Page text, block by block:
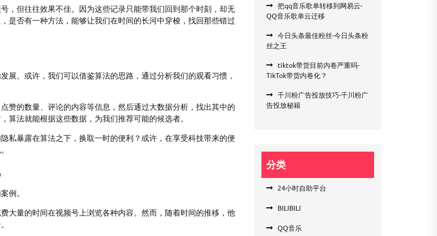
，但往往效果不佳。因为这些记录只能带我们回到那个时刻，却无
是否有一种方法，能够让我们在时间的长河中穿梭，找回那些错过
展。或许，我们可以借鉴算法的思路，通过分析我们的观看习惯，
赞的数量、评论的内容等信息，然后通过大数据分析，找出其中的
算法就能根据这些数据，为我们推荐可能的候选者。
私暴露在算法之下，换取一时的便利？或许，在享受科技带来的便
例。
大量的时间在视频号上浏览各种内容。然而，随着时间的推移，他
把qq音乐歌单转移到网易云-
QQ音乐歌单云迁移
今日头条最佳粉丝-今日头条粉
丝之王
tiktok带货目前内卷严重吗-
TikTok带货内卷化？
千川粉广告投放技巧-千川粉广
告投放秘籍
分类
24小时自助平台
BILIBILI
QQ音乐